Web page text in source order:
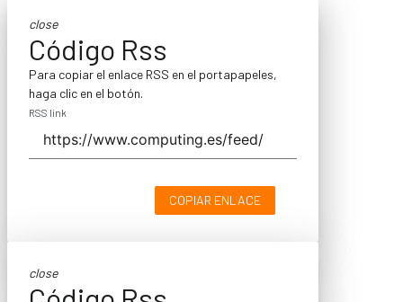
close
Código Rss
Para copiar el enlace RSS en el portapapeles,
haga clic en el botón.
RSS link
COPIAR ENLACE
close